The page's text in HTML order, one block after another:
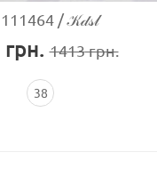
111464 𝒦𝒹𝓈𝓁
грн. 1413грн.
38